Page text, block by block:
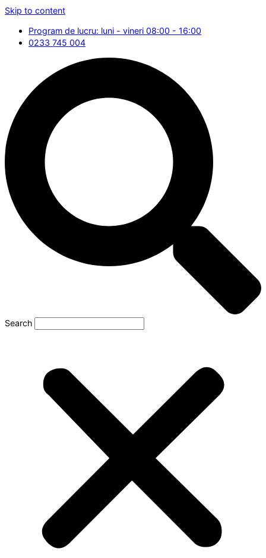
Skip to content
Program de lucru: luni - vineri 08:00 - 16:00
0233 745 004
Search